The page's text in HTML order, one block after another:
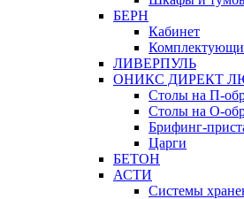
БЕРН
Кабинет
ЛИВЕРПУЛЬ
ОНИКС ДИРЕКТ
Столы на П-
Столы на О-
Брифинг-
Царги
БЕТОН
АСТИ
Системы